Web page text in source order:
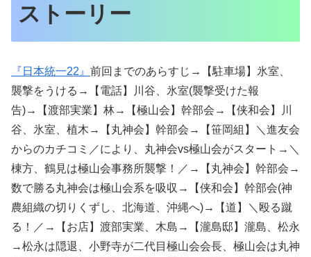
ストーリー
『日本統一22』 前回までのあらすじ→【駐車場】氷室、
襲撃をうける→【電話】川谷、氷室(襲撃受けた報
告)→【渡部実業】林→【極山会】幹部会→【侠和会】川
谷、氷室、植木→【丸神会】幹部会→【笹岡組】＼進友会
からのカチコミ／により、丸神会vs極山会がスタート→＼
棟方、鶴見は極山会事務所襲撃！／→【丸神会】幹部会→
数で勝る丸神会は極山会系を吸収→【侠和会】幹部会(神
農組織の切りくずし、北海道、沖縄へ)→【道】＼殴る蹴
る！／→【お店】渡部実業、木島→【瀧島邸】瀧島、松永
→松永は隠退、小野寺が二代目極山会会長、極山会は丸神